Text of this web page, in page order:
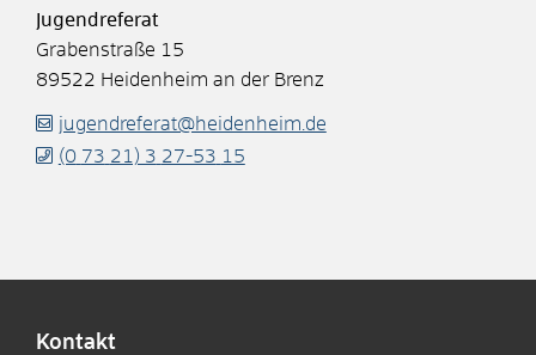
Jugendreferat
Grabenstraße 15
89522 Heidenheim an der Brenz
jugendreferat@heidenheim.de
(0 73 21) 3 27-53 15
Kontakt